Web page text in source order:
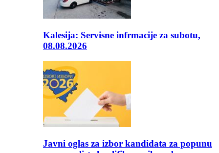
Kalesija: Servisne infrmacije za subotu,
08.08.2026
Javni oglas za izbor kandidata za popunu